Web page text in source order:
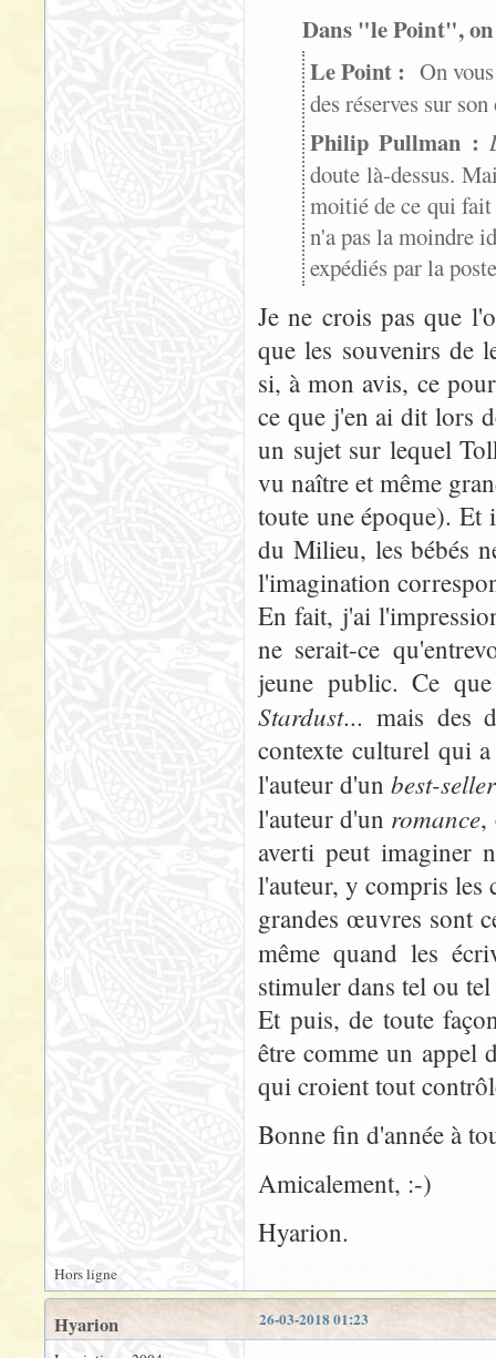
Dans "le Point",
Le Point : On
des réserves sur
Philip Pullman :
doute là-dessus.
moitié de ce qui
n'a pas la moindre
expédiés par la
Je ne crois pas que
que les souvenirs de
si, à mon avis, ce
ce que j'en ai dit lors
un sujet sur lequel
vu naître et même
toute une époque). Et
du Milieu, les bébés
l'imagination
En fait, j'ai
ne serait-ce
jeune public. Ce
Stardust... mais des
contexte culturel qui
l'auteur d'unbest-seller
l'auteur d'un romance,
averti peut imaginer
l'auteur, y compris les
grandes œuvres sont
même quand les
stimuler dans tel ou
Et puis, de toute
être comme un appel
qui croient tout
Bonne fin d'année à
Amicalement, :-)
Hyarion.
Hors ligne
26-03-2018 01:23
Hyarion